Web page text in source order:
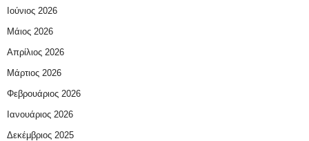
Ιούνιος 2026
Μάιος 2026
Απρίλιος 2026
Μάρτιος 2026
Φεβρουάριος 2026
Ιανουάριος 2026
Δεκέμβριος 2025